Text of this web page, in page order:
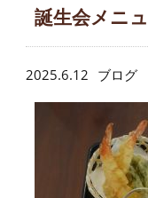
誕生会メニ
2025.6.12 ブログ